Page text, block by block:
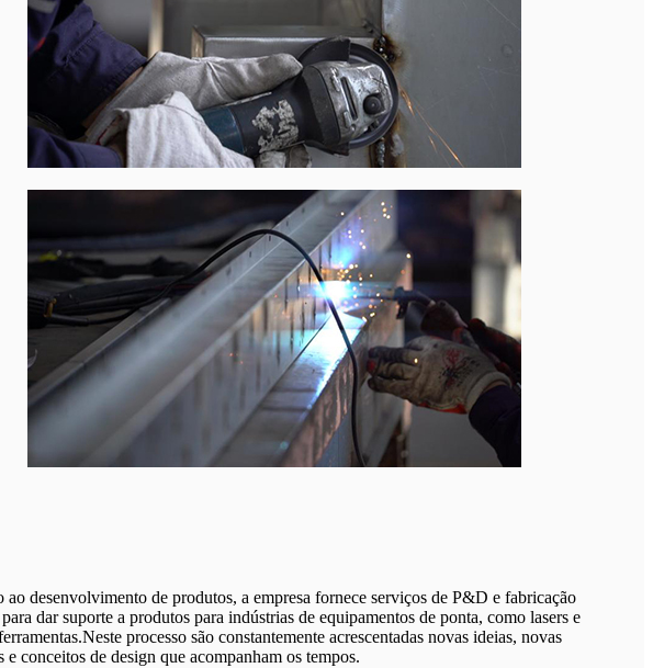
ao desenvolvimento de produtos, a empresa fornece serviços de P&D e fabricação
dar suporte a produtos para indústrias de equipamentos de ponta, como lasers e
processo são constantemente acrescentadas novas ideias, novas
e conceitos de design que acompanham os tempos.